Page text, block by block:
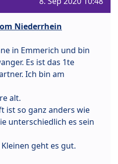
Niederrhein
in Emmerich und bin
Es ist das 1te
Ich bin am
alt.
ist so ganz anders wie
unterschiedlich es sein
geht es gut.